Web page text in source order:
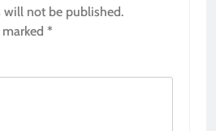
will not be published.
*